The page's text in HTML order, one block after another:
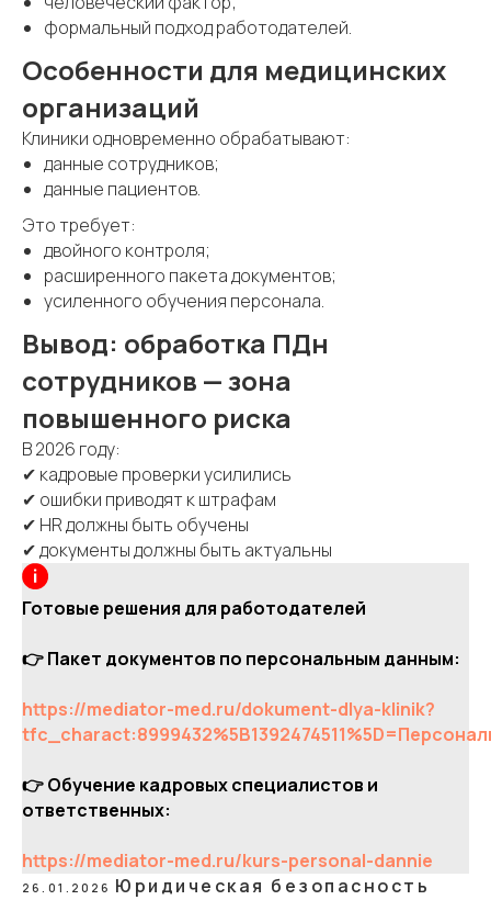
формальный подход работодателей.
Особенности для медицинских
организаций
Клиники одновременно обрабатывают:
данные сотрудников;
данные пациентов.
Это требует:
двойного контроля;
расширенного пакета документов;
усиленного обучения персонала.
Вывод: обработка ПДн
сотрудников — зона
повышенного риска
В 2026 году:
✔ кадровые проверки усилились
✔ ошибки приводят к штрафам
✔ HR должны быть обучены
✔ документы должны быть актуальны
Готовые решения для работодателей
👉 Пакет документов по персональным данным:
https://mediator-med.ru/dokument-dlya-klinik?
👉 Обучение кадровых специалистов и
ответственных:
https://mediator-med.ru/kurs-personal-dannie
26.01.2026 Юридическая безопасность